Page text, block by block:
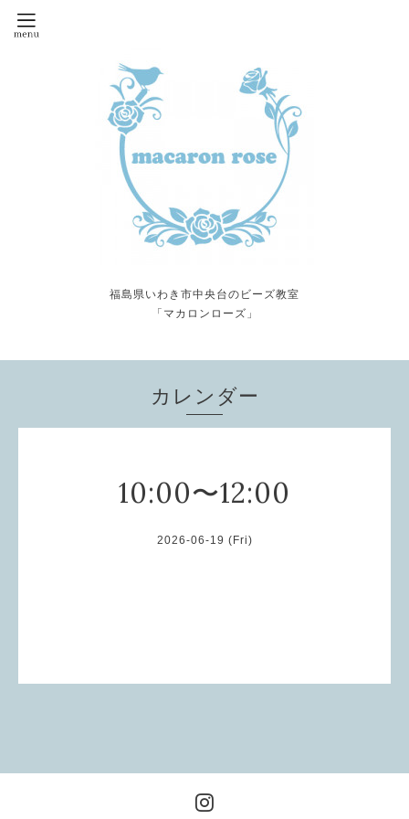
福島県いわき市中央台のビーズ教室
「マカロンローズ」
カレンダー
10:00〜12:00
2026-06-19 (Fri)